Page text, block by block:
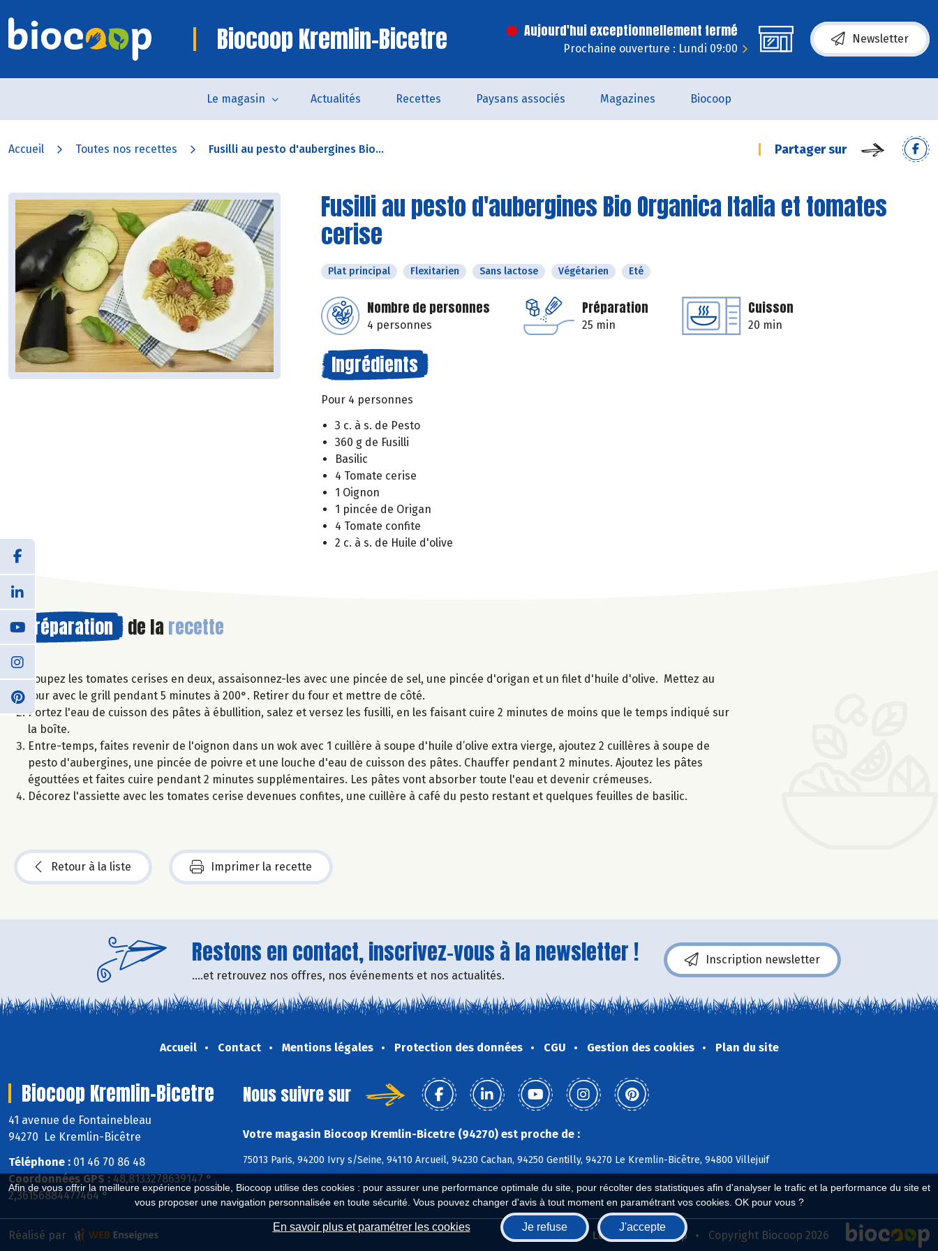
Afin de vous offrir la meilleure expérience possible, Biocoop utilise des cookies : pour assurer une performance optimale du site, pour récolter des statistiques afin d'analyser le trafic et la performance du site et
vous proposer une navigation personnalisée en toute sécurité. Vous pouvez changer d'avis à tout moment en paramétrant vos cookies. OK pour vous ?
En savoir plus et paramétrer les cookies Je refuse J'accepte
Biocoop Kremlin-Bicetre Aujourd'hui exceptionnellement fermé
Prochaine ouverture : Lundi 09:00
Newsletter
Le magasin Actualités Recettes Paysans associés Magazines Biocoop
Accueil Toutes nos recettes Fusilli au pesto d'aubergines Bio... Partager sur
Fusilli au pesto d'aubergines Bio Organica Italia et tomates
cerise
Plat principal Flexitarien Sans lactose Végétarien Eté
Nombre de personnes
4 personnes
Préparation
25 min
Cuisson
20 min
Ingrédients
Pour 4 personnes
3 c. à s. de Pesto
360 g de Fusilli
Basilic
4 Tomate cerise
1 Oignon
1 pincée de Origan
4 Tomate confite
2 c. à s. de Huile d'olive
Préparation de la recette
Coupez les tomates cerises en deux, assaisonnez-les avec une pincée de sel, une pincée d'origan et un filet d'huile d'olive. Mettez au
four avec le grill pendant 5 minutes à 200°. Retirer du four et mettre de côté.
Portez l'eau de cuisson des pâtes à ébullition, salez et versez les fusilli, en les faisant cuire 2 minutes de moins que le temps indiqué sur
la boîte.
Entre-temps, faites revenir de l'oignon dans un wok avec 1 cuillère à soupe d'huile d’olive extra vierge, ajoutez 2 cuillères à soupe de
pesto d'aubergines, une pincée de poivre et une louche d'eau de cuisson des pâtes. Chauffer pendant 2 minutes. Ajoutez les pâtes
égouttées et faites cuire pendant 2 minutes supplémentaires. Les pâtes vont absorber toute l'eau et devenir crémeuses.
Décorez l'assiette avec les tomates cerise devenues confites, une cuillère à café du pesto restant et quelques feuilles de basilic.
Retour à la liste Imprimer la recette
Restons en contact, inscrivez-vous à la newsletter !
....et retrouvez nos offres, nos événements et nos actualités.
Inscription newsletter
Accueil Contact Mentions légales Protection des données CGU Gestion des cookies Plan du site
Biocoop Kremlin-Bicetre
41 avenue de Fontainebleau
94270 Le Kremlin-Bicêtre
Téléphone : 01 46 70 86 48
Coordonnées GPS : 48,8133278639147 ° ,
2,36156884477464 °
Nous suivre sur
Votre magasin Biocoop Kremlin-Bicetre (94270) est proche de :
75013 Paris, 94200 Ivry s/Seine, 94110 Arcueil, 94230 Cachan, 94250 Gentilly, 94270 Le Kremlin-Bicêtre, 94800 Villejuif
Biocoop.fr Le réseau Biocoop Copyright Biocoop 2026
Réalisé par